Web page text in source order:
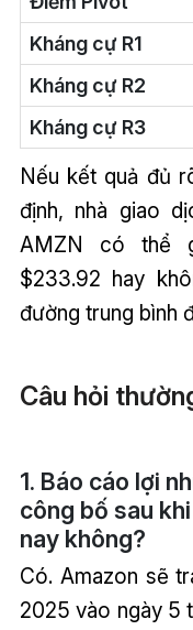
Kháng cự R1
Kháng cự R2
Kháng cự R3
Nếu kết quả đủ
định, nhà giao
AMZN có thể
$233.92 hay
đường trung bình
Câu hỏi
1. Báo cáo lợi
công bố sau
nay không?
Có. Amazon sẽ
2025 vào ngày 5